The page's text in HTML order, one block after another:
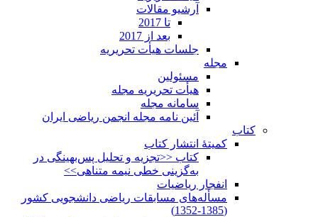
آرشیو مقالات
تا 2017
بعد از 2017
جلسات هیأت تحریریه
مجله
مسئولین
هیأت تحریریه مجله
سامانه مجله
آئین نامه مجله انجمن ریاضی ایران
کتاب
کمیتۀ انتشار کتاب
کتاب <<تجزیه و تحلیل پس‌بهینگی در
به‌گزینی خطی نیمه متناهی>>
انفجار ریاضیات
مسأله‌های مسابقات ریاضی دانشجویی کشور
(1385-1352)